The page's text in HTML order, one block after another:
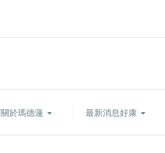
關於瑪德蓮 最新消息好康